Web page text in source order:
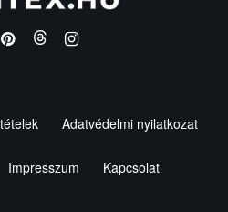
Adatvédelmi nyilatkozat
Impresszum Kapcsolat